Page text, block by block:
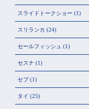
スライドトークショー (1)
スリランカ (24)
セールフィッシュ (1)
セスナ (1)
セブ (1)
タイ (25)